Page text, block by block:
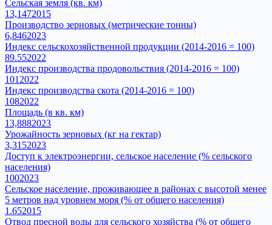
Сельская земля (кв. км)
13,1472015
Производство зерновых (метрические тонны)
6,8462023
Индекс сельскохозяйственной продукции (2014-2016 = 100)
89.552022
Индекс производства продовольствия (2014-2016 = 100)
101 2022
Индекс производства скота (2014-2016 = 100)
1082022
Площадь (в кв. км)
13,8882023
Урожайность зерновых (кг на гектар)
3,3152023
Доступ к электроэнергии, сельское население (% сельского
населения)
1002023
Сельское население, проживающее в районах с высотой менее
5 метров над уровнем моря (% от общего населения)
1.652015
Отвод пресной воды для сельского хозяйства (% от общего